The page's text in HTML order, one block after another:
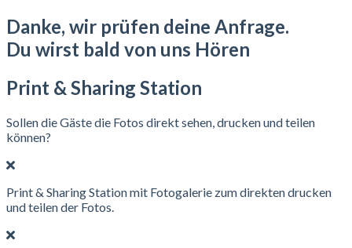
Danke, wir prüfen deine Anfrage.
Du wirst bald von uns Hören
Print & Sharing Station
Sollen die Gäste die Fotos direkt sehen, drucken und teilen
können?
Print & Sharing Station mit Fotogalerie zum direkten drucken
und teilen der Fotos.